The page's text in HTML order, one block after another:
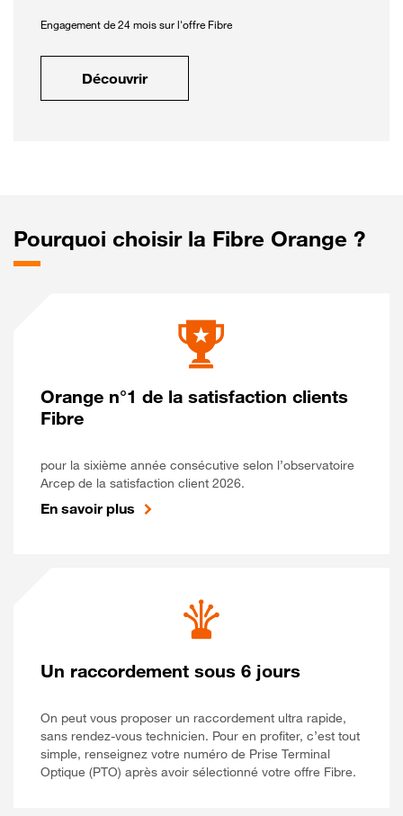
Engagement de 24 mois sur l'offre Fibre
Découvrir
Pourquoi choisir la Fibre Orange ?
Orange n°1 de la satisfaction clients
Fibre
pour la sixième année consécutive selon l’observatoire
Arcep de la satisfaction client 2026.
En savoir plus
Un raccordement sous 6 jours
On peut vous proposer un raccordement ultra rapide,
sans rendez-vous technicien. Pour en profiter, c’est tout
simple, renseignez votre numéro de Prise Terminal
Optique (PTO) après avoir sélectionné votre offre Fibre.